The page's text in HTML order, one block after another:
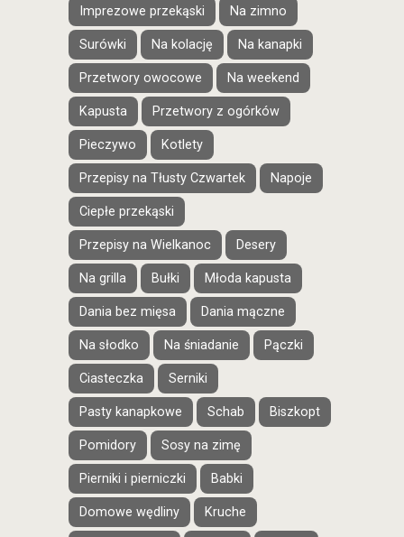
Imprezowe przekąski Na zimno
Surówki Na kolację Na kanapki
Przetwory owocowe Na weekend
Kapusta Przetwory z ogórków
Pieczywo Kotlety
Przepisy na Tłusty Czwartek Napoje
Ciepłe przekąski
Przepisy na Wielkanoc Desery
Na grilla Bułki Młoda kapusta
Dania bez mięsa Dania mączne
Na słodko Na śniadanie Pączki
Ciasteczka Serniki
Pasty kanapkowe Schab Biszkopt
Pomidory Sosy na zimę
Pierniki i pierniczki Babki
Domowe wędliny Kruche